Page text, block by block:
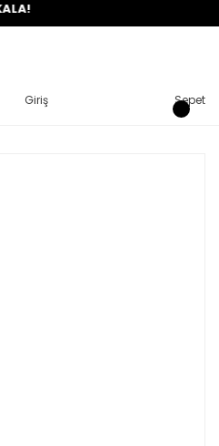
Giriş Sepet